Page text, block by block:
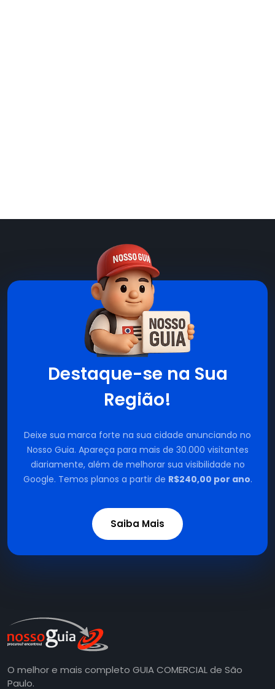
Destaque-se na Sua
Região!
Deixe sua marca forte na sua cidade anunciando no
Nosso Guia. Apareça para mais de 30.000 visitantes
diariamente, além de melhorar sua visibilidade no
Google. Temos planos a partir de R$240,00 por ano.
Saiba Mais
O melhor e mais completo GUIA COMERCIAL de São
Paulo.